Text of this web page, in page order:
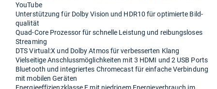
You­Tube
Unter­stüt­zung für Dolby Vision und HDR10 für opti­mierte Bild­
qua­li­tät
Quad-​Core Pro­zes­sor für schnelle Leis­tung und rei­bungs­lo­ses
Stre­a­ming
DTS Vir­tual:X und Dolby Atmos für ver­bes­ser­ten Klang
Viel­sei­tige Anschluss­mög­lich­kei­ten mit 3 HDMI und 2 USB Ports
Blue­tooth und inte­grier­tes Chro­me­cast für ein­fa­che Ver­bin­dung
mit mobi­len Gerä­ten